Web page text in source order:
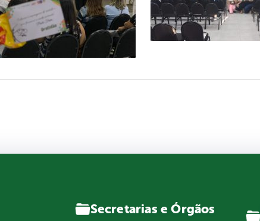
Secretarias e Órgãos